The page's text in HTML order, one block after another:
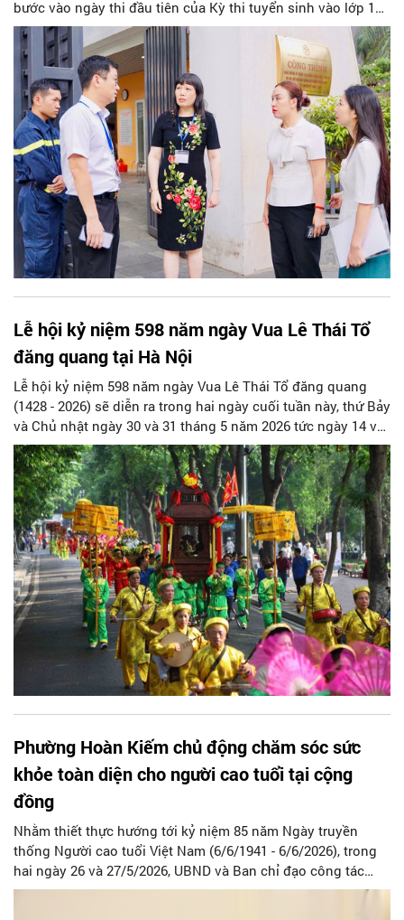
bước vào ngày thi đầu tiên của Kỳ thi tuyển sinh vào lớp 10
trung học phổ thông năm học 2026 - 2027. Ngay từ sáng
sớm, đồng chí Nguyễn Tùng Lâm - Phó Chủ tịch Thường
trực UBND phường, Trưởng Ban Chỉ đạo thi phường Cửa
Nam đã trực tiếp đến các điểm thi trên địa bàn phường để
kiểm tra công tác tổ chức, đồng thời động viên thí sinh và
các lực lượng làm nhiệm vụ.
Lễ hội kỷ niệm 598 năm ngày Vua Lê Thái Tổ
đăng quang tại Hà Nội
Lễ hội kỷ niệm 598 năm ngày Vua Lê Thái Tổ đăng quang
(1428 - 2026) sẽ diễn ra trong hai ngày cuối tuần này, thứ Bảy
và Chủ nhật ngày 30 và 31 tháng 5 năm 2026 tức ngày 14 và
15 tháng Tư năm Bính Ngọ theo âm lịch, tại khu vực Tượng
đài Vua Lê Thái Tổ và đình Nam Hương, số 75 Hàng Trống,
phường Hoàn Kiếm.
Phường Hoàn Kiếm chủ động chăm sóc sức
khỏe toàn diện cho người cao tuổi tại cộng
đồng
Nhằm thiết thực hướng tới kỷ niệm 85 năm Ngày truyền
thống Người cao tuổi Việt Nam (6/6/1941 - 6/6/2026), trong
hai ngày 26 và 27/5/2026, UBND và Ban chỉ đạo công tác
Dân số và Phát triển phường Hoàn Kiếm đã tổ chức chiến